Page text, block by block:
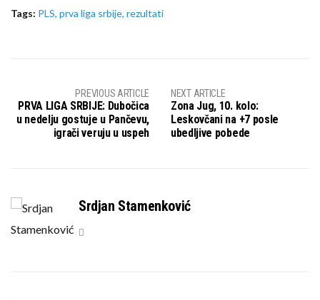
Tags: PLS, prva liga srbije, rezultati
PREVIOUS ARTICLE
PRVA LIGA SRBIJE: Dubočica
u nedelju gostuje u Pančevu,
igrači veruju u uspeh
NEXT ARTICLE
Zona Jug, 10. kolo:
Leskovčani na +7 posle
ubedljive pobede
Srdjan Stamenković